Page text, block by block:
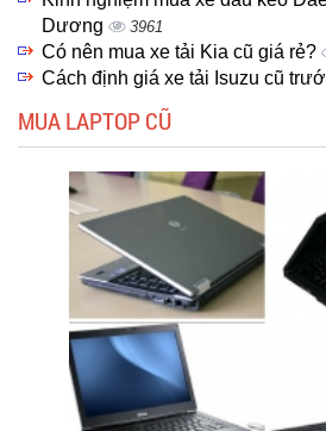
Dương
3961
Có nên mua xe tải Kia cũ giá rẻ?
Cách định giá xe tải Isuzu cũ
MUA LAPTOP CŨ